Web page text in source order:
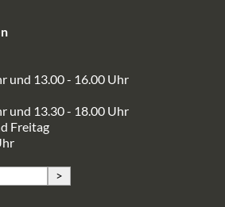
und 13.00 - 16.00 Uhr
und 13.30 - 18.00 Uhr
Freitag
>